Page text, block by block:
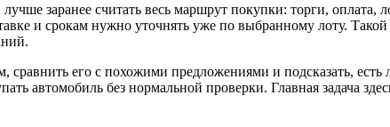
лучше заранее считать весь маршрут покупки: торги,
и срокам нужно уточнять уже по выбранному лоту.
его с похожими предложениями и подсказать, есть
автомобиль без нормальной проверки. Главная задача